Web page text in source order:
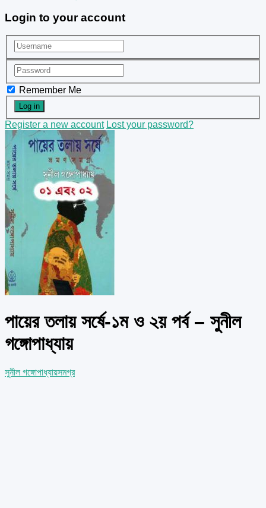
Login to your account
Remember Me
Register a new account Lost your password?
পায়ের তলায় সর্ষে-১ম ও ২য় পর্ব – সুনীল
গঙ্গোপাধ্যায়
সুনীল গঙ্গোপাধ্যায়সমগ্র